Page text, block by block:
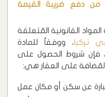
دفع ضريبة القيمة
رقم 6824 كافة المواد القانونية المُتعلقة
تركيا، ووفقاً للمادة
فإن شروط الحصول على
على العقار هي:
عن سكن أو مكان عمل